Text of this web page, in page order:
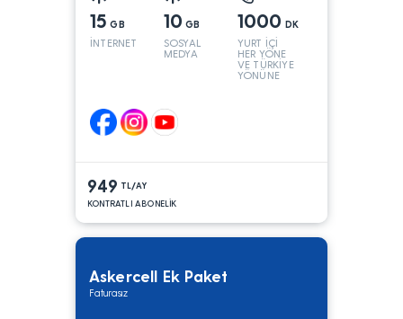
15 GB
İNTERNET
10 GB
SOSYAL
MEDYA
1000 DK
YURT İÇİ
HER YÖNE
VE TÜRKİYE
YÖNÜNE
949 TL/AY
KONTRATLI ABONELİK
Askercell Ek Paket
Faturasız